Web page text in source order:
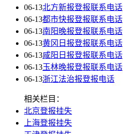
06-13北方新报登报联系电话
06-13都市快报登报联系电话
06-13南阳晚报登报联系电话
06-13黄冈日报登报联系电话
06-13咸阳日报登报联系电话
06-13玉林晚报登报联系电话
06-13浙江法治报登报电话
相关栏目：
北京登报挂失
上海登报挂失